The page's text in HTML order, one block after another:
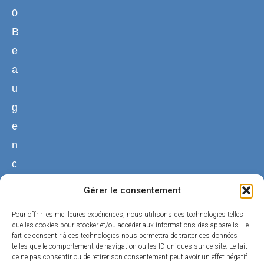
Gérer le consentement
Pour offrir les meilleures expériences, nous utilisons des technologies telles
que les cookies pour stocker et/ou accéder aux informations des appareils. Le
fait de consentir à ces technologies nous permettra de traiter des données
telles que le comportement de navigation ou les ID uniques sur ce site. Le fait
de ne pas consentir ou de retirer son consentement peut avoir un effet négatif
0
B
e
a
u
g
e
n
c
02
38
44
50